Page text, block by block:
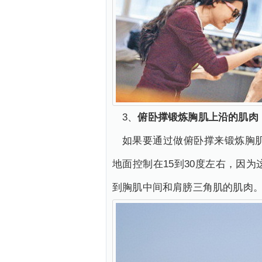
3、俯卧撑锻炼胸肌上沿的肌肉
如果要通过做俯卧撑来锻炼胸
地面控制在15到30度左右，因
到胸肌中间和肩膀三角肌的肌肉